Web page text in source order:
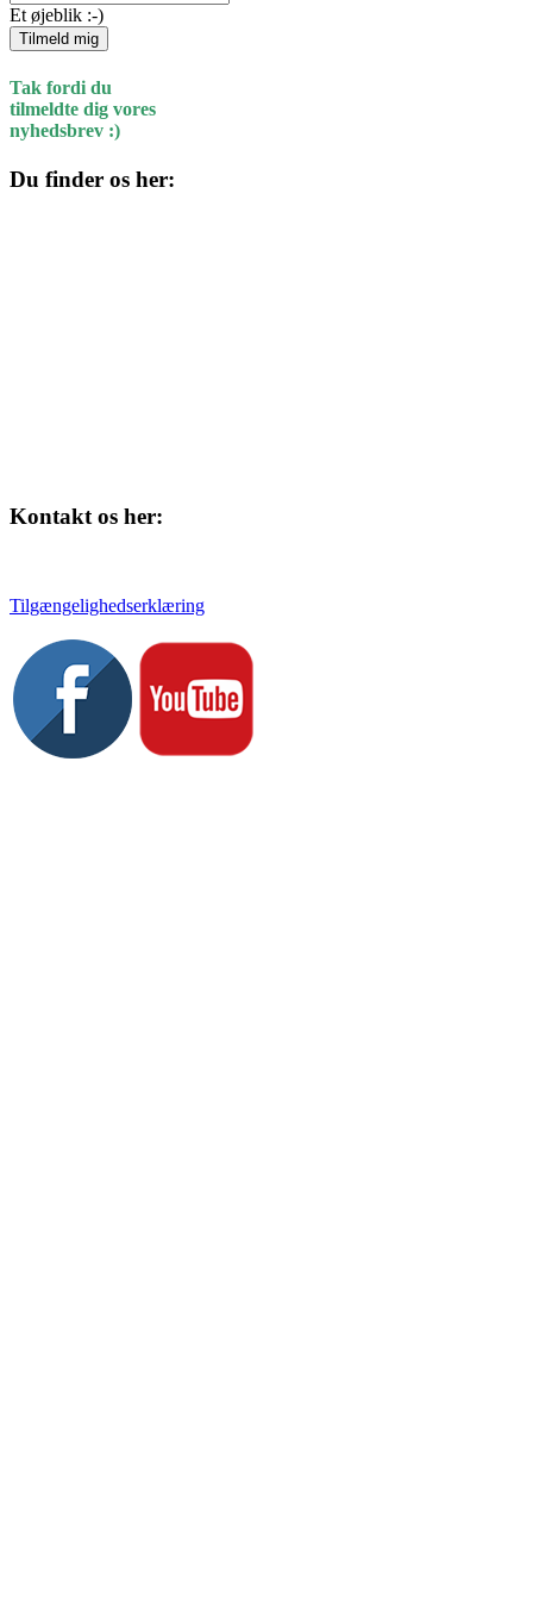
Et øjeblik :-)
Tilmeld mig
Tak fordi du
tilmeldte dig vores
nyhedsbrev :)
Du finder os her:
Kontakt os her:
Tilgængelighedserklæring